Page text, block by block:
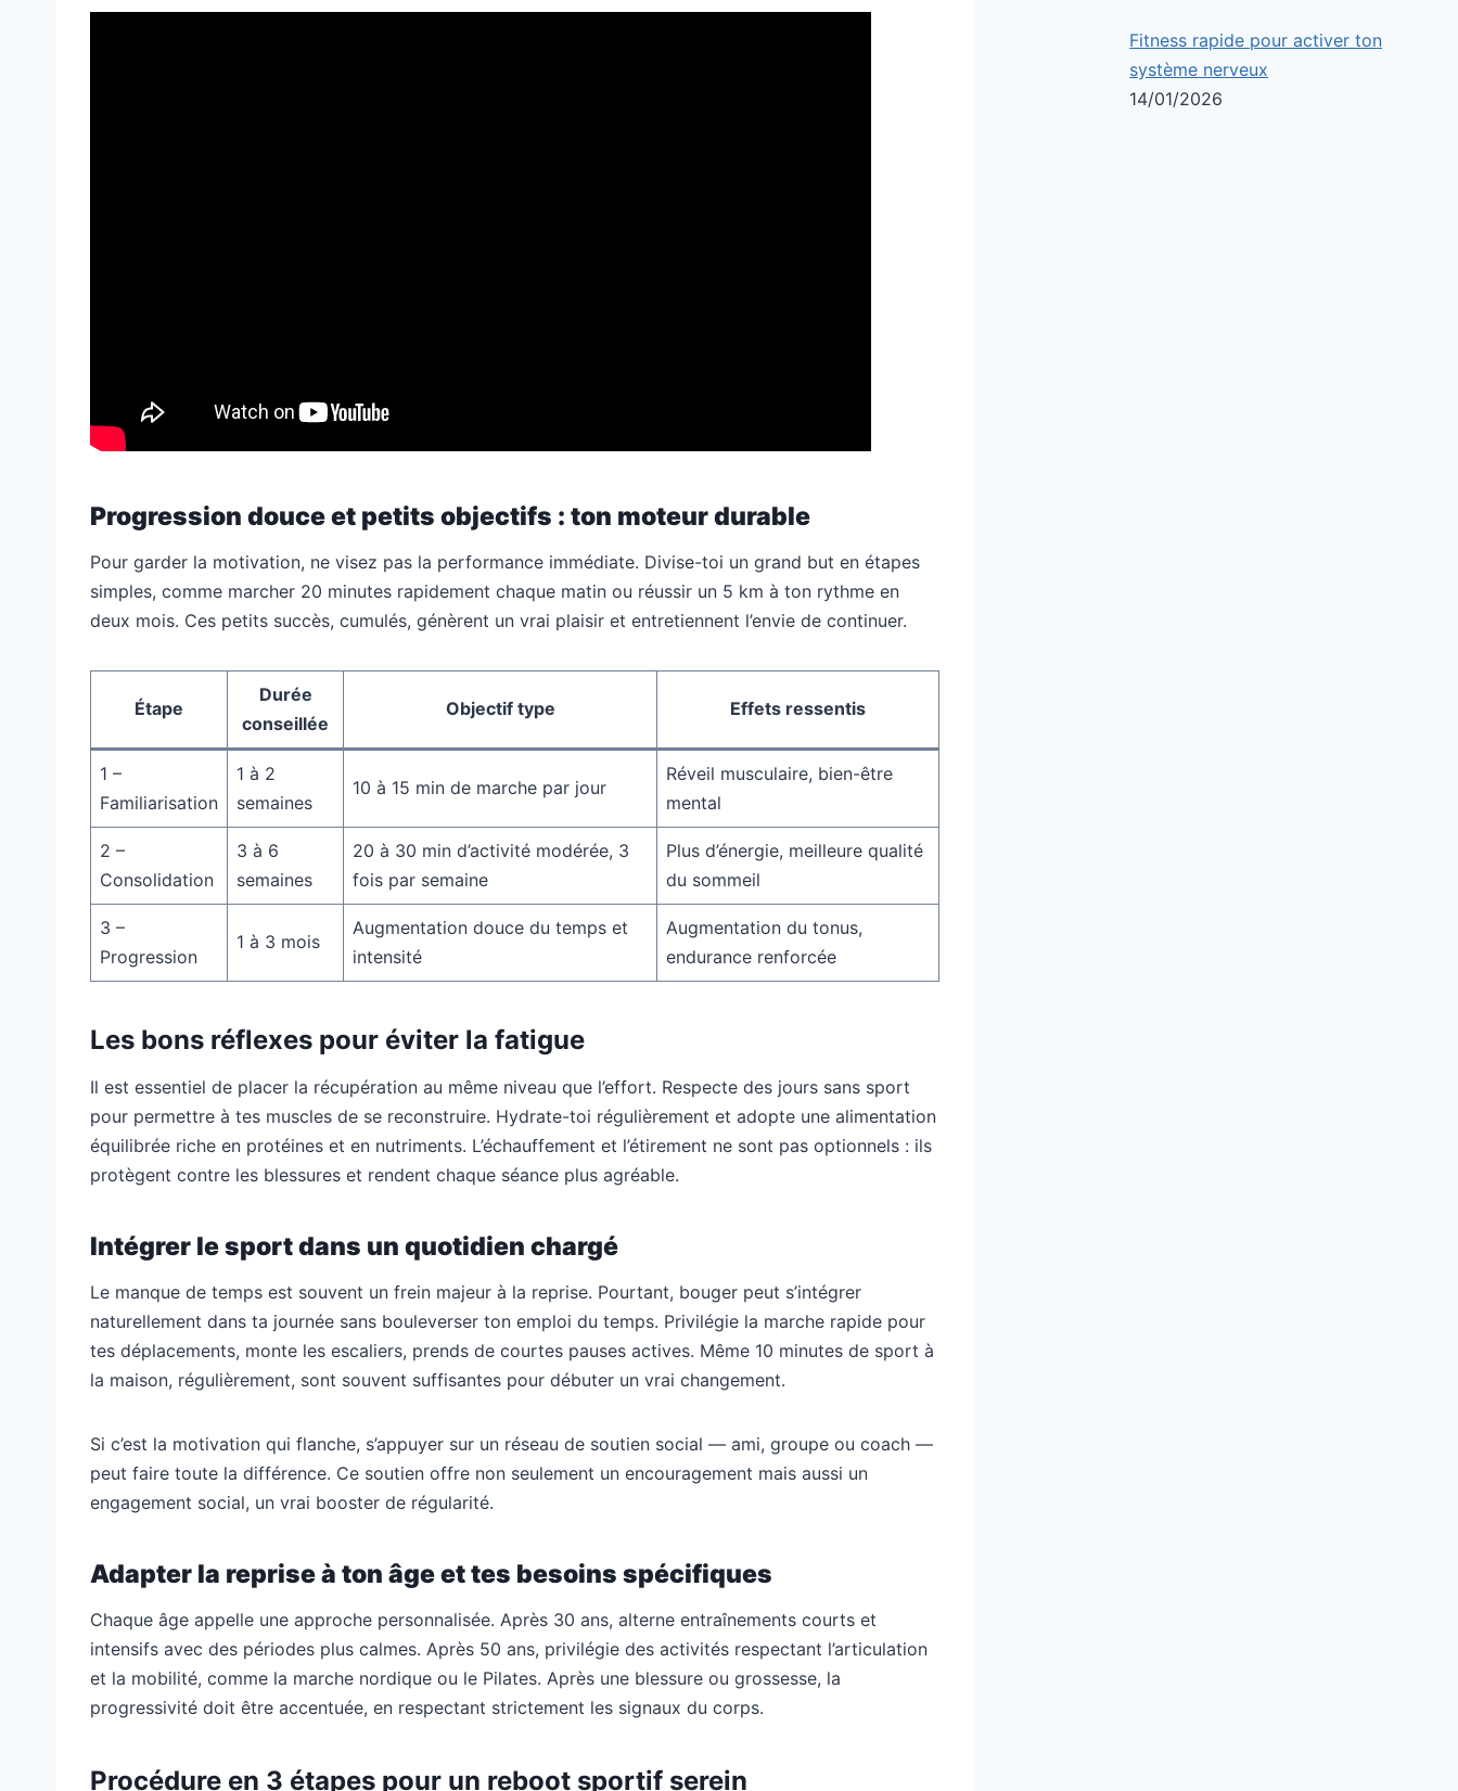
Progression douce et petits objectifs : ton moteur durable
Pour garder la motivation, ne visez pas la performance immédiate. Divise-toi un grand but en étapes
simples, comme marcher 20 minutes rapidement chaque matin ou réussir un 5 km à ton rythme en
deux mois. Ces petits succès, cumulés, génèrent un vrai plaisir et entretiennent l’envie de continuer.
Étape
Durée
conseillée
Objectif type Effets ressentis
1 –
Familiarisation
1 à 2
semaines
10 à 15 min de marche par jour
Réveil musculaire, bien-être
mental
2 –
Consolidation
3 à 6
semaines
20 à 30 min d’activité modérée, 3
fois par semaine
Plus d’énergie, meilleure qualité
du sommeil
3 –
Progression
1 à 3 mois
Augmentation douce du temps et
intensité
Augmentation du tonus,
endurance renforcée
Les bons réflexes pour éviter la fatigue
Il est essentiel de placer la récupération au même niveau que l’effort. Respecte des jours sans sport
pour permettre à tes muscles de se reconstruire. Hydrate-toi régulièrement et adopte une alimentation
équilibrée riche en protéines et en nutriments. L’échauffement et l’étirement ne sont pas optionnels : ils
protègent contre les blessures et rendent chaque séance plus agréable.
Intégrer le sport dans un quotidien chargé
Le manque de temps est souvent un frein majeur à la reprise. Pourtant, bouger peut s’intégrer
naturellement dans ta journée sans bouleverser ton emploi du temps. Privilégie la marche rapide pour
tes déplacements, monte les escaliers, prends de courtes pauses actives. Même 10 minutes de sport à
la maison, régulièrement, sont souvent suffisantes pour débuter un vrai changement.
Si c’est la motivation qui flanche, s’appuyer sur un réseau de soutien social — ami, groupe ou coach —
peut faire toute la différence. Ce soutien offre non seulement un encouragement mais aussi un
engagement social, un vrai booster de régularité.
Adapter la reprise à ton âge et tes besoins spécifiques
Chaque âge appelle une approche personnalisée. Après 30 ans, alterne entraînements courts et
intensifs avec des périodes plus calmes. Après 50 ans, privilégie des activités respectant l’articulation
et la mobilité, comme la marche nordique ou le Pilates. Après une blessure ou grossesse, la
progressivité doit être accentuée, en respectant strictement les signaux du corps.
Procédure en 3 étapes pour un reboot sportif serein
Fitness rapide pour activer ton
système nerveux
14/01/2026